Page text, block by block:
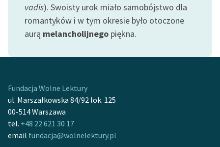
vadis). Swoisty urok miało samobójstwo dla
romantyków i w tym okresie było otoczone
aurą melancholijnego piękna.
Fundacja Wolne Lektury
ul. Marszałkowska 84/92 lok. 125
00-514 Warszawa
tel. +48 22 621 30 17
email fundacja@wolnelektury.pl